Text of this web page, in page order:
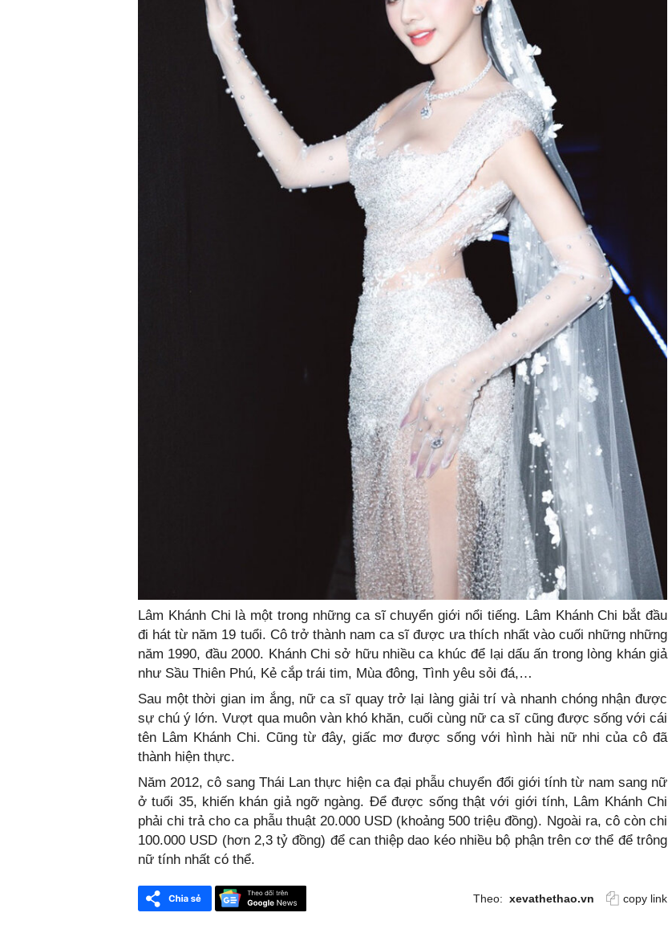
Lâm Khánh Chi là một trong những ca sĩ chuyển giới nổi tiếng. Lâm Khánh Chi bắt đầu
đi hát từ năm 19 tuổi. Cô trở thành nam ca sĩ được ưa thích nhất vào cuối những những
năm 1990, đầu 2000. Khánh Chi sở hữu nhiều ca khúc để lại dấu ấn trong lòng khán giả
như Sầu Thiên Phú, Kẻ cắp trái tim, Mùa đông, Tình yêu sỏi đá,…
Sau một thời gian im ắng, nữ ca sĩ quay trở lại làng giải trí và nhanh chóng nhận được
sự chú ý lớn. Vượt qua muôn vàn khó khăn, cuối cùng nữ ca sĩ cũng được sống với cái
tên Lâm Khánh Chi. Cũng từ đây, giấc mơ được sống với hình hài nữ nhi của cô đã
thành hiện thực.
Năm 2012, cô sang Thái Lan thực hiện ca đại phẫu chuyển đổi giới tính từ nam sang nữ
ở tuổi 35, khiến khán giả ngỡ ngàng. Để được sống thật với giới tính, Lâm Khánh Chi
phải chi trả cho ca phẫu thuật 20.000 USD (khoảng 500 triệu đồng). Ngoài ra, cô còn chi
100.000 USD (hơn 2,3 tỷ đồng) để can thiệp dao kéo nhiều bộ phận trên cơ thể để trông
nữ tính nhất có thể.
Theo: xevathethao.vn copy link